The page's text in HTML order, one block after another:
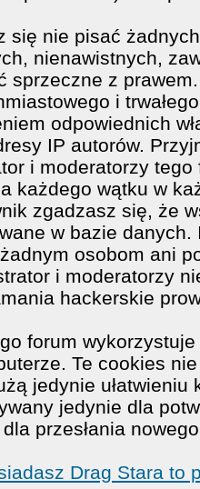
się nie pisać
nienawistnych,
sprzeczne z
i
odpowiednich
IP autorów.
i moderatorzy
każdego wątku w
zgadzasz się, że
w bazie
osobom ani
i moderatorzy
hackerskie
forum
Te cookies
jedynie
jedynie dla
dla przesłania
Drag Stara to